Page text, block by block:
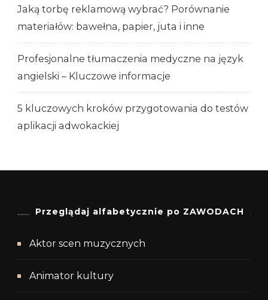
Jaką torbę reklamową wybrać? Porównanie
materiałów: bawełna, papier, juta i inne
Profesjonalne tłumaczenia medyczne na język
angielski – Kluczowe informacje
5 kluczowych kroków przygotowania do testów
aplikacji adwokackiej
Przeglądaj alfabetycznie po ZAWODACH
Aktor scen muzycznych
Animator kultury